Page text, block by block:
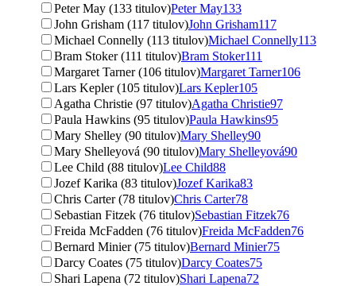
Peter May (133 titulov)Peter May133
John Grisham (117 titulov)John Grisham117
Michael Connelly (113 titulov)Michael Connelly113
Bram Stoker (111 titulov)Bram Stoker111
Margaret Tarner (106 titulov)Margaret Tarner106
Lars Kepler (105 titulov)Lars Kepler105
Agatha Christie (97 titulov)Agatha Christie97
Paula Hawkins (95 titulov)Paula Hawkins95
Mary Shelley (90 titulov)Mary Shelley90
Mary Shelleyová (90 titulov)Mary Shelleyová90
Lee Child (88 titulov)Lee Child88
Jozef Karika (83 titulov)Jozef Karika83
Chris Carter (78 titulov)Chris Carter78
Sebastian Fitzek (76 titulov)Sebastian Fitzek76
Freida McFadden (76 titulov)Freida McFadden76
Bernard Minier (75 titulov)Bernard Minier75
Darcy Coates (75 titulov)Darcy Coates75
Shari Lapena (72 titulov)Shari Lapena72